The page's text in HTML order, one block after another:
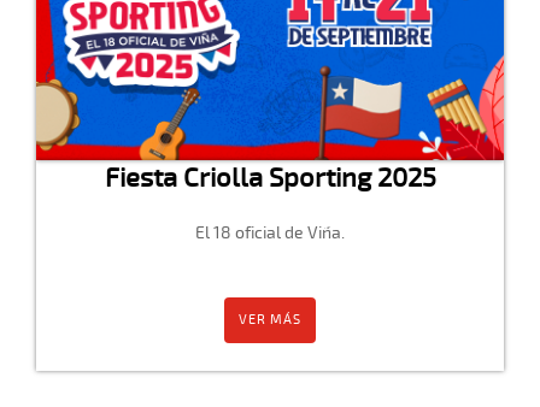
Fiesta Criolla Sporting 2025
El 18 oficial de Viña.
VER MÁS